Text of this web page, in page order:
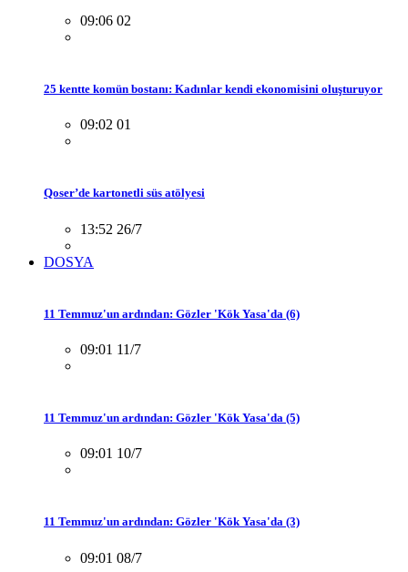
09:06 02
25 kentte komün bostanı: Kadınlar kendi ekonomisini oluşturuyor
09:02 01
Qoser’de kartonetli süs atölyesi
13:52 26/7
DOSYA
11 Temmuz'un ardından: Gözler 'Kök Yasa'da (6)
09:01 11/7
11 Temmuz'un ardından: Gözler 'Kök Yasa'da (5)
09:01 10/7
11 Temmuz'un ardından: Gözler 'Kök Yasa'da (3)
09:01 08/7